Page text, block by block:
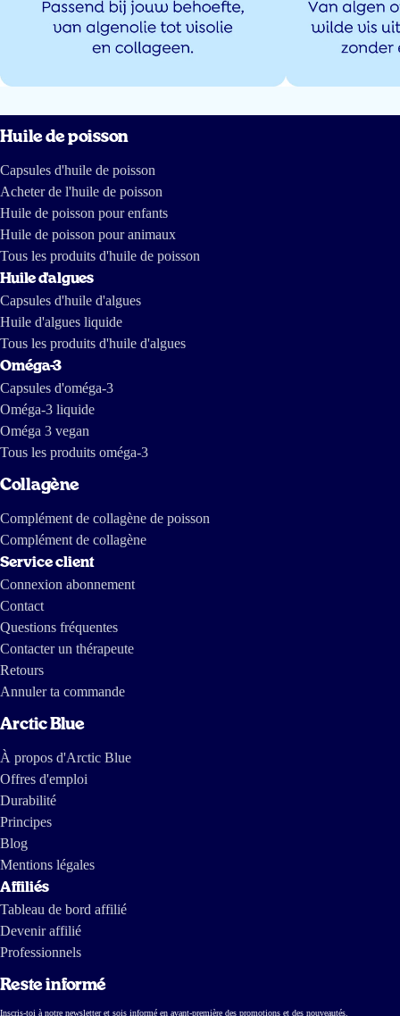
zonder smaak. Makkelijk door de yoghurt te roeren of in de drank of shake
Mulder
Een fijn product, dat goed oplost, met een smaakje te koop is en middels
een abonnement, dat aangepast kan worden, altijd op tijd in huis is, zodat
je nooit zonder zit.
Helen
Het lost handig en smaakloos op in wat koude melk wat naar mijn smaak
lekker is! Mijn huid voelt zachter aan en nagels zijn gladder.
Inge Van Holderbeke
Geweldig product. Verzending ook perfect.
Fijn en smaakloos product
Héél tevreden
Andreas Souhoka
Heel tevreden
Huile de poisson
Capsules d'huile de poisson
Acheter de l'huile de poisson
Huile de poisson pour enfants
Huile de poisson pour animaux
Tous les produits d'huile de poisson
Huile d'algues
Capsules d'huile d'algues
Huile d'algues liquide
Tous les produits d'huile d'algues
Oméga-3
Capsules d'oméga-3
Oméga-3 liquide
Oméga 3 vegan
Tous les produits oméga-3
Collagène
Complément de collagène de poisson
Complément de collagène
Service client
Connexion abonnement
Contact
Questions fréquentes
Contacter un thérapeute
Retours
Annuler ta commande
Arctic Blue
À propos d'Arctic Blue
Offres d'emploi
Durabilité
Principes
Blog
Mentions légales
Affiliés
Tableau de bord affilié
Devenir affilié
Professionnels
Reste informé
Inscris-toi à notre newsletter et sois informé en avant-première des promotions et des nouveautés.